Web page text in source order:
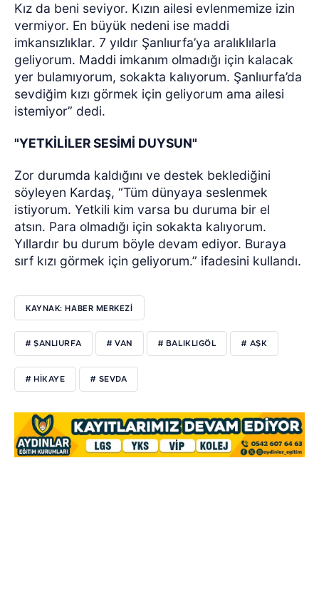
Kız da beni seviyor. Kızın ailesi evlenmemize izin
vermiyor. En büyük nedeni ise maddi
imkansızlıklar. 7 yıldır Şanlıurfa’ya aralıklılarla
geliyorum. Maddi imkanım olmadığı için kalacak
yer bulamıyorum, sokakta kalıyorum. Şanlıurfa’da
sevdiğim kızı görmek için geliyorum ama ailesi
istemiyor” dedi.
"YETKİLİLER SESİMİ DUYSUN"
Zor durumda kaldığını ve destek beklediğini
söyleyen Kardaş, “Tüm dünyaya seslenmek
istiyorum. Yetkili kim varsa bu duruma bir el
atsın. Para olmadığı için sokakta kalıyorum.
Yıllardır bu durum böyle devam ediyor. Buraya
sırf kızı görmek için geliyorum.” ifadesini kullandı.
KAYNAK: HABER MERKEZİ
# ŞANLIURFA # VAN # BALIKLIGÖL # AŞK
# HİKAYE # SEVDA